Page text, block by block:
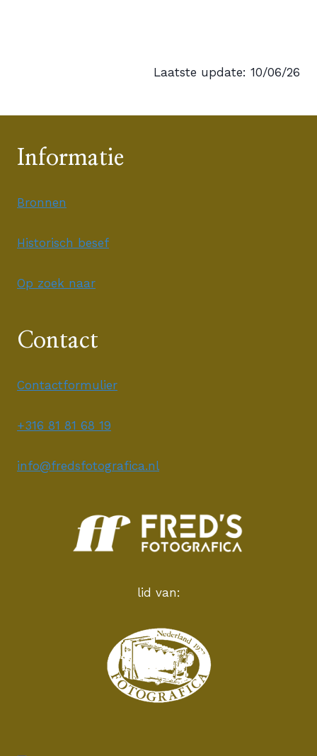
Laatste update: 10/06/26
Informatie
Bronnen
Historisch besef
Op zoek naar
Contact
Contactformulier
+316 81 81 68 19
info@fredsfotografica.nl
lid van: